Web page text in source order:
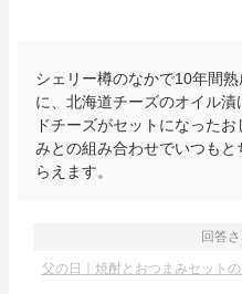
シェリー樽のなかで10年間
に、北海道チーズのオイル
ドチーズがセットになった
みとの組み合わせでいつも
らえます。
回答
父の日｜焼酎とおつまみセット